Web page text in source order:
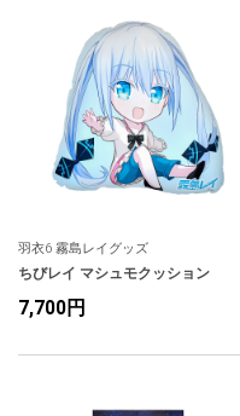
羽衣6 霧島レイグッズ
ちびレイ マシュモクッション
7,700円